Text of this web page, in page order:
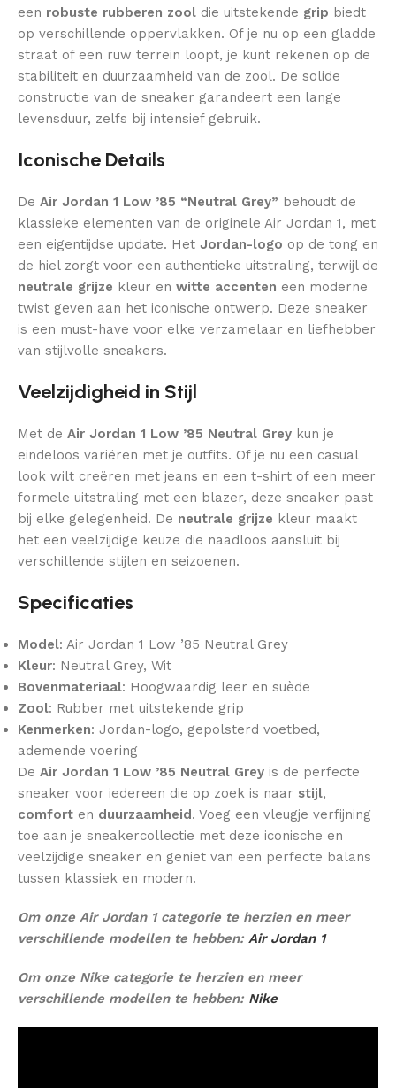
een robuste rubberen zool die uitstekende grip biedt
op verschillende oppervlakken. Of je nu op een gladde
straat of een ruw terrein loopt, je kunt rekenen op de
stabiliteit en duurzaamheid van de zool. De solide
constructie van de sneaker garandeert een lange
levensduur, zelfs bij intensief gebruik.
Iconische Details
De Air Jordan 1 Low ’85 “Neutral Grey” behoudt de
klassieke elementen van de originele Air Jordan 1, met
een eigentijdse update. Het Jordan-logo op de tong en
de hiel zorgt voor een authentieke uitstraling, terwijl de
neutrale grijze kleur en witte accenten een moderne
twist geven aan het iconische ontwerp. Deze sneaker
is een must-have voor elke verzamelaar en liefhebber
van stijlvolle sneakers.
Veelzijdigheid in Stijl
Met de Air Jordan 1 Low ’85 Neutral Grey kun je
eindeloos variëren met je outfits. Of je nu een casual
look wilt creëren met jeans en een t-shirt of een meer
formele uitstraling met een blazer, deze sneaker past
bij elke gelegenheid. De neutrale grijze kleur maakt
het een veelzijdige keuze die naadloos aansluit bij
verschillende stijlen en seizoenen.
Specificaties
Model: Air Jordan 1 Low ’85 Neutral Grey
Kleur: Neutral Grey, Wit
Bovenmateriaal: Hoogwaardig leer en suède
Zool: Rubber met uitstekende grip
Kenmerken: Jordan-logo, gepolsterd voetbed,
ademende voering
De Air Jordan 1 Low ’85 Neutral Grey is de perfecte
sneaker voor iedereen die op zoek is naar stijl,
comfort en duurzaamheid. Voeg een vleugje verfijning
toe aan je sneakercollectie met deze iconische en
veelzijdige sneaker en geniet van een perfecte balans
tussen klassiek en modern.
Om onze Air Jordan 1 categorie te herzien en meer
verschillende modellen te hebben: Air Jordan 1
Om onze Nike categorie te herzien en meer
verschillende modellen te hebben: Nike